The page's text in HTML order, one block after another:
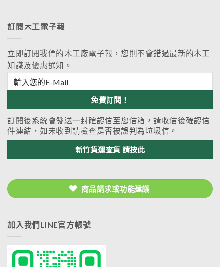
訂閱木工電子報
立即訂閱我們的木工廠電子報，您則不會錯過最新的木工
知識及優惠通知。
訂閱後系統會發送一封確認信至您信箱，請收信後確認信
件連結，如未收到請檢查是否被誤判為垃圾信。
新竹貨運查貨 請按此
商品請求或功能建議
加入我們LINE官方帳號